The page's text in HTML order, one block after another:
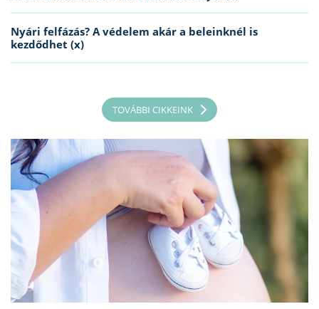
Nyári felfázás? A védelem akár a beleinknél is
kezdődhet (x)
TOVÁBBI CIKKEINK